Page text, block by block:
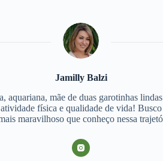
Jamilly Balzi
aquariana, mãe de duas garotinhas
física e qualidade de vida!
maravilhoso que conheço nessa